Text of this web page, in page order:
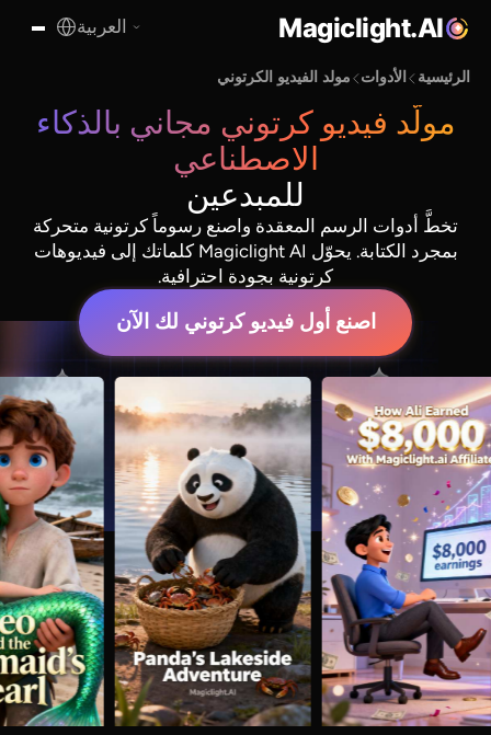
Magiclight.AI العربية
الرئيسية الأدوات مولد الفيديو الكرتوني
مولّد فيديو كرتوني مجاني بالذكاء
الاصطناعي
للمبدعين
تخطَّ أدوات الرسم المعقدة واصنع رسوماً كرتونية متحركة
بمجرد الكتابة. يحوّل Magiclight AI كلماتك إلى فيديوهات
كرتونية بجودة احترافية.
اصنع أول فيديو كرتوني لك الآن